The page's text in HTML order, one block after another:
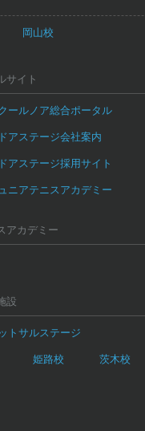
岡山校
サイト
ールノア総合ポータル
アステージ会社案内
アステージ採用サイト
ニアテニスアカデミー
アカデミー
設
トサルステージ
姫路校 茨木校